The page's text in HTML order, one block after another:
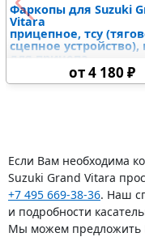
Фаркопы для Suzuki
Vitara
прицепное, тсу
сцепное
для прицепа
от 4 180 ₽
Если Вам необходима
Suzuki Grand Vitara
+7 495 669-38-36. Наш
и подробности
Мы можем предложить